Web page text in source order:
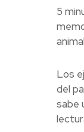
5
Los
del
sabe